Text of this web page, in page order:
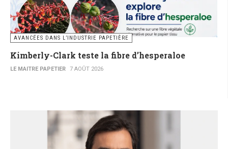
AVANCÉES DANS L’INDUSTRIE PAPETIÈRE
Kimberly-Clark teste la fibre d’hesperaloe
LE MAITRE PAPETIER 7 AOÛT 2026